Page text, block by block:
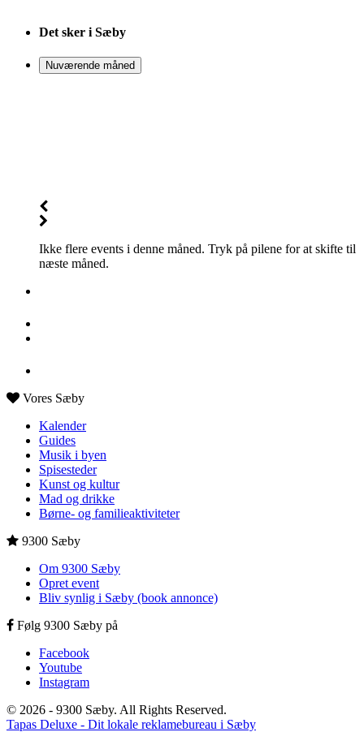
Det sker i Sæby
Nuværende måned
Ikke flere events i denne måned. Tryk på pilene for at skifte til
næste måned.
Vores Sæby
Kalender
Guides
Musik i byen
Spisesteder
Kunst og kultur
Mad og drikke
Børne- og familieaktiviteter
9300 Sæby
Om 9300 Sæby
Opret event
Bliv synlig i Sæby (book annonce)
Følg 9300 Sæby på
Facebook
Youtube
Instagram
© 2026 - 9300 Sæby. All Rights Reserved.
Tapas Deluxe - Dit lokale reklamebureau i Sæby